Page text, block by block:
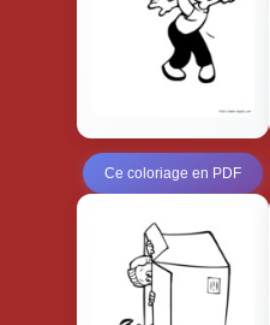
Ce coloriage en PDF